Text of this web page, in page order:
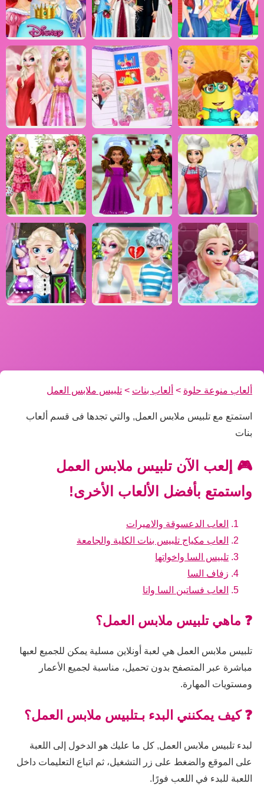
ألعاب منوعة حلوة > ألعاب بنات > تلبيس ملابس العمل
استمتع مع تلبيس ملابس العمل, والتي تجدها فى قسم ألعاب
بنات
🎮 إلعب الآن تلبيس ملابس العمل
واستمتع بأفضل الألعاب الأخرى!
العاب الدعسوقة والاميرات
العاب مكياج تلبيس بنات الكلية والجامعة
تلبيس السا واخواتها
زفاف السا
العاب فساتين السا وانا
❓ ماهي تلبيس ملابس العمل؟
تلبيس ملابس العمل هي لعبة أونلاين مسلية يمكن للجميع لعبها
مباشرة عبر المتصفح بدون تحميل، مناسبة لجميع الأعمار
ومستويات المهارة.
❓ كيف يمكنني البدء بـتلبيس ملابس العمل؟
لبدء تلبيس ملابس العمل, كل ما عليك هو الدخول إلى اللعبة
على الموقع والضغط على زر التشغيل، ثم اتباع التعليمات داخل
اللعبة للبدء في اللعب فورًا.